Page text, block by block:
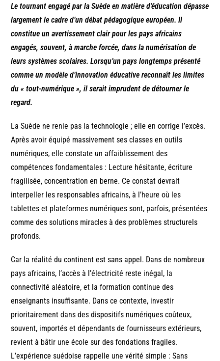
Le tournant engagé par la Suède en matière d’éducation dépasse
largement le cadre d’un débat pédagogique européen. Il
constitue un avertissement clair pour les pays africains
engagés, souvent, à marche forcée, dans la numérisation de
leurs systèmes scolaires. Lorsqu’un pays longtemps présenté
comme un modèle d’innovation éducative reconnaît les limites
du « tout-numérique », il serait imprudent de détourner le
regard.
La Suède ne renie pas la technologie ; elle en corrige l’excès.
Après avoir équipé massivement ses classes en outils
numériques, elle constate un affaiblissement des
compétences fondamentales : Lecture hésitante, écriture
fragilisée, concentration en berne. Ce constat devrait
interpeller les responsables africains, à l’heure où les
tablettes et plateformes numériques sont, parfois, présentées
comme des solutions miracles à des problèmes structurels
profonds.
Car la réalité du continent est sans appel. Dans de nombreux
pays africains, l’accès à l’électricité reste inégal, la
connectivité aléatoire, et la formation continue des
enseignants insuffisante. Dans ce contexte, investir
prioritairement dans des dispositifs numériques coûteux,
souvent, importés et dépendants de fournisseurs extérieurs,
revient à bâtir une école sur des fondations fragiles.
L’expérience suédoise rappelle une vérité simple : Sans